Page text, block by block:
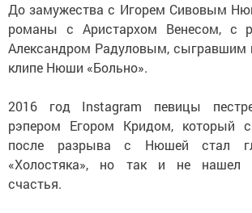
До замужества с Игорем Сивовым
романы c Аристархом Венесом, с
Александром Радуловым, сыгравшим
клипе Нюши «Больно».
2016 год Instagram певицы
рэпером Егором Кридом, который
после разрыва с Нюшей стал
«Холостяка», но так и не нашел
счастья.